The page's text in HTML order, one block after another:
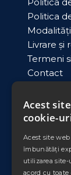
Politica
Livrare și
Termeni
Contact
DATE
PLEXIMET
Cod unic
Nr. Ord.
Acest
cookie-
Acest site
îmbunătăți
utilizarea
acord cu